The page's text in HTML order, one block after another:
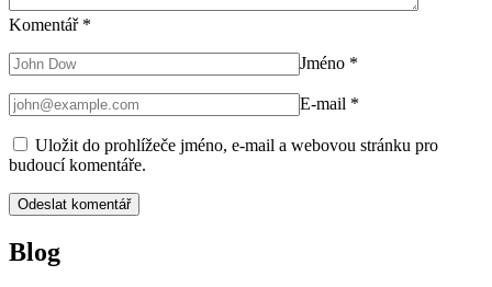
Komentář *
Jméno *
E-mail *
Uložit do prohlížeče jméno, e-mail a webovou stránku pro
budoucí komentáře.
Blog